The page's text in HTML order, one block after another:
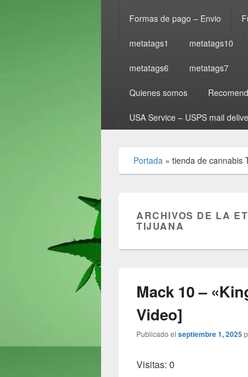
Formas de pago – Envio
metatags1 metatags10
metatags6 metatags7
Quienes somos
USA Service – USPS mail
Portada » tienda de cannabis
ARCHIVOS DE LA
TIJUANA
Mack 10 –
Video]
Publicado el septiembre 1, 2025
Visitas: 0